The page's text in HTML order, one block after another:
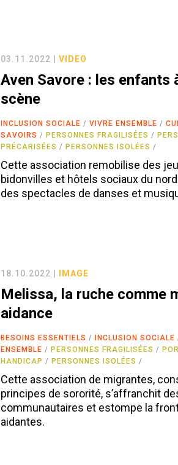
03.11.2022 |VIDEO
Aven Savore : les enfants
scène
INCLUSION SOCIALE VIVRE ENSEMBLE
SAVOIRS
PERSONNES FRAGILISÉES
PRÉCARISÉES
PERSONNES ISOLÉES
Cette association remobilise des
bidonvilles et hôtels sociaux du nord
des spectacles de danses et
18.10.2022 | IMAGE
Melissa, la ruche comme
aidance
BESOINS ESSENTIELS INCLUSION SOCIALE
ENSEMBLE
PERSONNES FRAGILISÉES
HANDICAP
PERSONNES ISOLÉES
Cette association de migrantes,
principes de sororité, s’affranchit
communautaires et estompe la
aidantes.